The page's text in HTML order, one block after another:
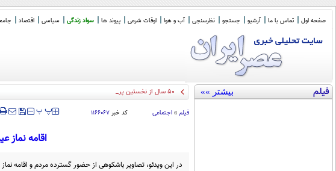
صفحه اول تماس با ما آرشیو جستجو نظرسنجی آب و هوا اوقات شرعی پیوند ها سواد زندگی سیاسی اقتصاد
فیلم بیشتر »» 50 سال از نخستین پرواز هما از ته
فیلم » اجتماعی کد خبر۱۱۶۶۰۶۷ ‍‍‍ پ پ
اقامه
در این ویدئو، تصاویر باشکوهی از حضور گسترده مردم و اقامه